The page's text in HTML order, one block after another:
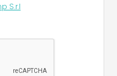
S.r.l